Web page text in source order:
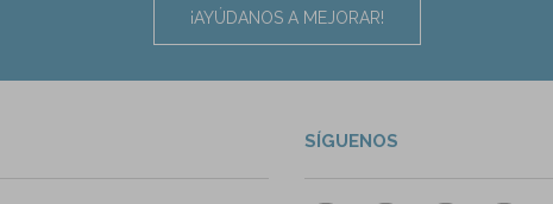
¡AYÚDANOS A MEJORAR!
SÍGUENOS